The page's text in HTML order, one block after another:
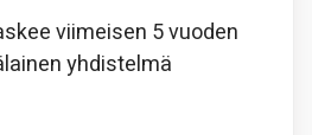
viimeisen 5 vuoden
yhdistelmä